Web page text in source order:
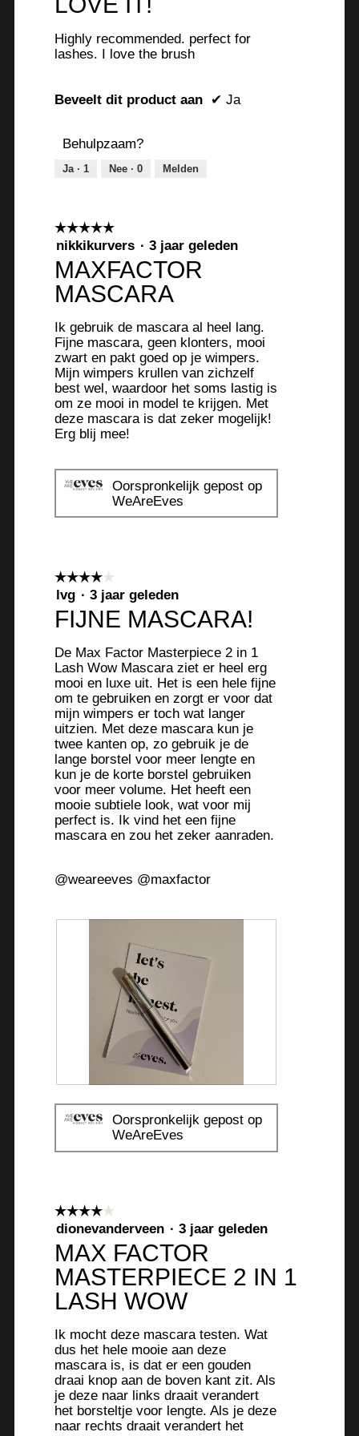
5
Highly recommended. perfect for
lashes. I love the brush
Beveelt dit product aan ✔ Ja
Behulpzaam?
Ja · 1 Nee · 0 Melden
☆☆☆☆☆
☆☆☆☆☆
5
5
sterren.
nikkikurvers · 3 jaar geleden
MAXFACTOR
MASCARA
Ik gebruik de mascara al heel lang.
Fijne mascara, geen klonters, mooi
zwart en pakt goed op je wimpers.
Mijn wimpers krullen van zichzelf
best wel, waardoor het soms lastig is
om ze mooi in model te krijgen. Met
deze mascara is dat zeker mogelijk!
Erg blij mee!
Oorspronkelijk gepost op
WeAreEves
☆☆☆☆☆
☆☆☆☆☆
4
5
lvg · 3 jaar geleden
FIJNE MASCARA!
De Max Factor Masterpiece 2 in 1
Lash Wow Mascara ziet er heel erg
mooi en luxe uit. Het is een hele fijne
om te gebruiken en zorgt er voor dat
mijn wimpers er toch wat langer
uitzien. Met deze mascara kun je
twee kanten op, zo gebruik je de
lange borstel voor meer lengte en
kun je de korte borstel gebruiken
voor meer volume. Het heeft een
mooie subtiele look, wat voor mij
perfect is. Ik vind het een fijne
mascara en zou het zeker aanraden.
@weareeves @maxfactor
l
i
n
g
f
o
o
1
.
d
e
z
e
a
c
i
e
o
p
e
n
Oorspronkelijk gepost op
WeAreEves
☆☆☆☆☆
☆☆☆☆☆
4
5
sterren.
dionevanderveen · 3 jaar geleden
MAX FACTOR
MASTERPIECE 2 IN 1
LASH WOW
Ik mocht deze mascara testen. Wat
dus het hele mooie aan deze
mascara is, is dat er een gouden
draai knop aan de boven kant zit. Als
je deze naar links draait verandert
het borsteltje voor lengte. Als je deze
naar rechts draait verandert het